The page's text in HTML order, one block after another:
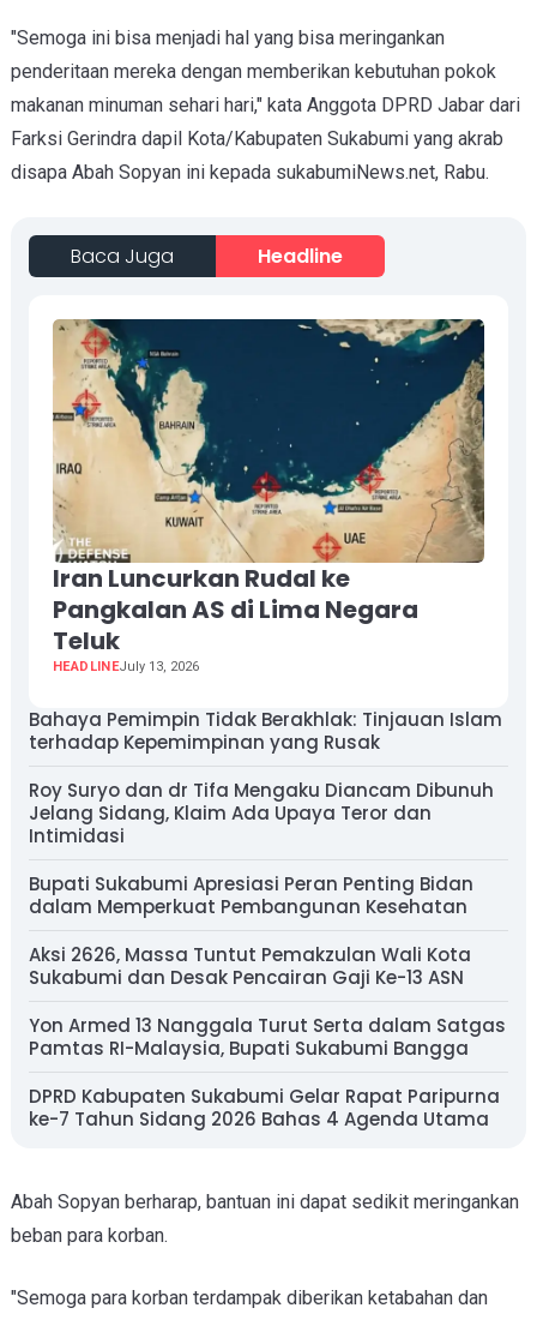
"Semoga ini bisa menjadi hal yang bisa meringankan
penderitaan mereka dengan memberikan kebutuhan pokok
makanan minuman sehari hari," kata Anggota DPRD Jabar dari
Farksi Gerindra dapil Kota/Kabupaten Sukabumi yang akrab
disapa Abah Sopyan ini kepada sukabumiNews.net, Rabu.
Baca Juga Headline
Iran Luncurkan Rudal ke
Pangkalan AS di Lima Negara
Teluk
HEADLINEJuly 13, 2026
Bahaya Pemimpin Tidak Berakhlak: Tinjauan Islam
terhadap Kepemimpinan yang Rusak
Roy Suryo dan dr Tifa Mengaku Diancam Dibunuh
Jelang Sidang, Klaim Ada Upaya Teror dan
Intimidasi
Bupati Sukabumi Apresiasi Peran Penting Bidan
dalam Memperkuat Pembangunan Kesehatan
Aksi 2626, Massa Tuntut Pemakzulan Wali Kota
Sukabumi dan Desak Pencairan Gaji Ke-13 ASN
Yon Armed 13 Nanggala Turut Serta dalam Satgas
Pamtas RI-Malaysia, Bupati Sukabumi Bangga
DPRD Kabupaten Sukabumi Gelar Rapat Paripurna
ke-7 Tahun Sidang 2026 Bahas 4 Agenda Utama
Abah Sopyan berharap, bantuan ini dapat sedikit meringankan
beban para korban.
"Semoga para korban terdampak diberikan ketabahan dan